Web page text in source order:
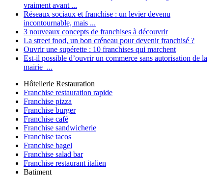
vraiment avant ...
Réseaux sociaux et franchise : un levier devenu
incontournable, mais ...
3 nouveaux concepts de franchises à découvrir
La street food, un bon créneau pour devenir franchisé ?
Ouvrir une supérette : 10 franchises qui marchent
Est-il possible d’ouvrir un commerce sans autorisation de la
mairie ...
Hôtellerie Restauration
Franchise restauration rapide
Franchise pizza
Franchise burger
Franchise café
Franchise sandwicherie
Franchise tacos
Franchise bagel
Franchise salad bar
Franchise restaurant italien
Batiment